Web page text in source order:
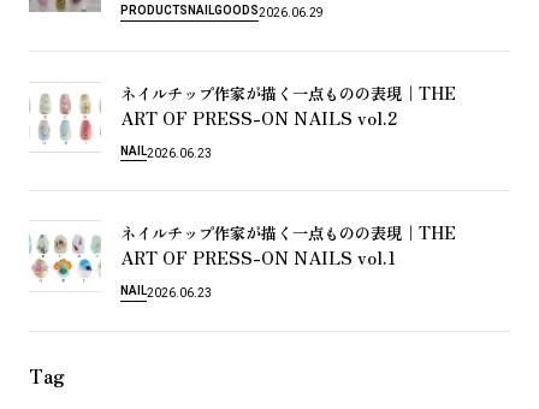
PRODUCTS NAILGOODS2026.06.29
ネイ ルチ ッ プ作家が描 く 一点も のの表現 ｜THE
ART OF PRESS-ON NAILS vol.2
NAIL2026.06.23
ネイ ルチ ッ プ作家が描 く 一点も のの表現 ｜THE
ART OF PRESS-ON NAILS vol.1
NAIL2026.06.23
Tag